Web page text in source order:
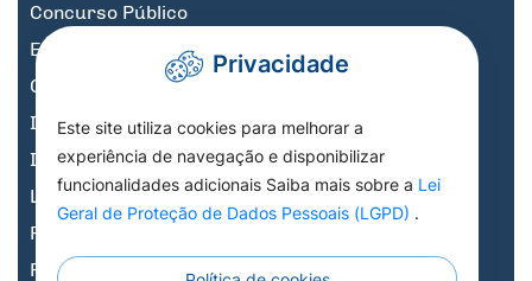
Concurso Público
Educação
Governo Digital
Informativos
Informativos Licitações
Legislação, Decretos e Portarias
Previdência
Processo Seletivo
Privacidade
Este site utiliza cookies para melhorar a
experiência de navegação e disponibilizar
funcionalidades adicionais Saiba mais sobre a Lei
Geral de Proteção de Dados Pessoais (LGPD) .